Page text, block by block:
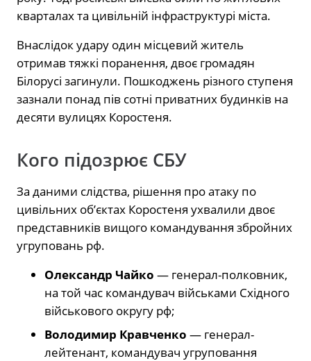
кварталах та цивільній інфраструктурі міста.
Внаслідок удару один місцевий житель
отримав тяжкі поранення, двоє громадян
Білорусі загинули. Пошкоджень різного ступеня
зазнали понад пів сотні приватних будинків на
десяти вулицях Коростеня.
Кого підозрює СБУ
За даними слідства, рішення про атаку по
цивільних об’єктах Коростеня ухвалили двоє
представників вищого командування збройних
угруповань рф.
Олександр Чайко — генерал-полковник,
на той час командувач військами Східного
військового округу рф;
Володимир Кравченко — генерал-
лейтенант, командувач угруповання